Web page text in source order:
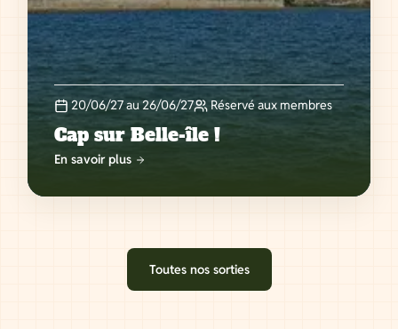
20/06/27 au 26/06/27 Réservé aux membres
Cap sur Belle-île !
En savoir plus
Toutes nos sorties